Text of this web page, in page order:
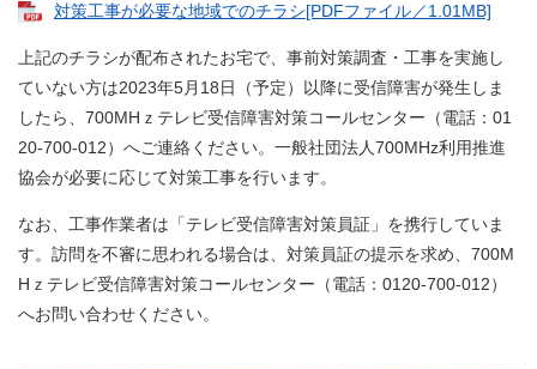
対策工事が必要な地域でのチラシ[PDFファイル／1.01MB]
上記のチラシが配布されたお宅で、事前対策調査・工事を実施し
ていない方は2023年5月18日（予定）以降に受信障害が発生しま
したら、700MHｚテレビ受信障害対策コールセンター（電話：01
20-700-012）へご連絡ください。一般社団法人700MHz利用推進
協会が必要に応じて対策工事を行います。
なお、工事作業者は「テレビ受信障害対策員証」を携行していま
す。訪問を不審に思われる場合は、対策員証の提示を求め、700M
Hｚテレビ受信障害対策コールセンター（電話：0120-700-012）
へお問い合わせください。